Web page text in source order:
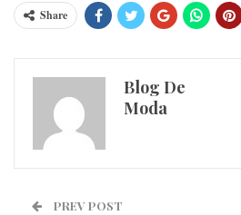
Share
Blog De
Moda
PREV POST